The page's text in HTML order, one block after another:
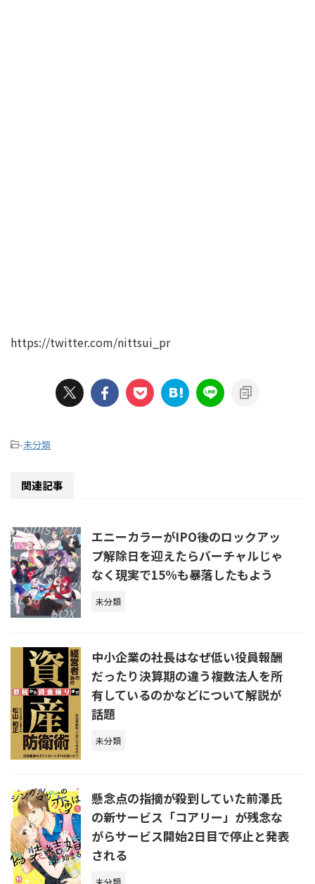
https://twitter.com/nittsui_pr
-未分類
関連記事
エニーカラーがIPO後のロックアッ
プ解除日を迎えたらバーチャルじゃ
なく現実で15%も暴落したもよう
未分類
中小企業の社長はなぜ低い役員報酬
だったり決算期の違う複数法人を所
有しているのかなどについて解説が
話題
未分類
懸念点の指摘が殺到していた前澤氏
の新サービス「コアリー」が残念な
がらサービス開始2日目で停止と発表
される
未分類